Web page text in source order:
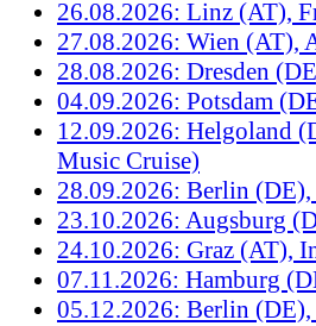
26.08.2026: Linz (AT),
27.08.2026: Wien (AT),
28.08.2026: Dresden
04.09.2026: Potsdam
12.09.2026: Helgoland
Music Cruise)
28.09.2026: Berlin (DE),
23.10.2026: Augsburg
24.10.2026: Graz (AT),
07.11.2026: Hamburg
05.12.2026: Berlin (DE),